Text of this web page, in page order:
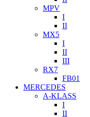
MPV
I
II
MX5
I
II
III
RX7
FB01
MERCEDES
A-KLASS
I
II